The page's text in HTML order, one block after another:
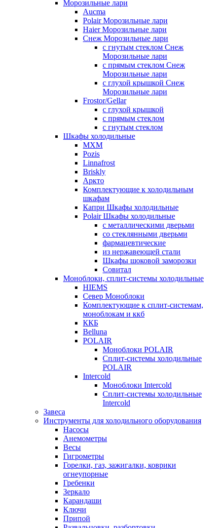
Морозильные лари
Aucma
Polair Морозильные лари
Haier Морозильные лари
Снеж Морозильные лари
с гнутым стеклом Снеж
Морозильные лари
с прямым стеклом Снеж
Морозильные лари
с глухой крышкой Снеж
Морозильные лари
Frostor/Gellar
с глухой крышкой
с прямым стеклом
с гнутым стеклом
Шкафы холодильные
МХМ
Pozis
Linnafrost
Briskly
Аркто
Комплектующие к холодильным
шкафам
Капри Шкафы холодильные
Polair Шкафы холодильные
с металлическими дверьми
со стеклянными дверьми
фармацевтические
из нержавеющей стали
Шкафы шоковой заморозки
Совитал
Моноблоки, сплит-системы холодильные
HIEMS
Север Моноблоки
Комплектующие к сплит-системам,
моноблокам и ккб
ККБ
Belluna
POLAIR
Моноблоки POLAIR
Сплит-системы холодильные
POLAIR
Intercold
Моноблоки Intercold
Сплит-системы холодильные
Intercold
Завеса
Инструменты для холодильного оборудования
Насосы
Анемометры
Весы
Гигрометры
Горелки, газ, зажигалки, коврики
огнеупорные
Гребенки
Зеркало
Карандаши
Ключи
Припой